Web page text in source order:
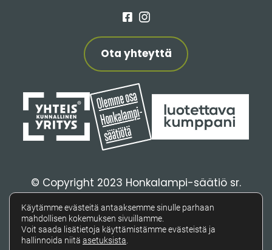
Facebook
Instagram
Ota yhteyttä
© Copyright 2023 Honkalampi-säätiö sr.
Tietosuojaseloste
Saavutettavuusseloste
Käytämme evästeitä antaaksemme sinulle parhaan
mahdollisen kokemuksen sivuillamme.
Voit saada lisätietoja käyttämistämme evästeistä ja
hallinnoida niitä asetuksista